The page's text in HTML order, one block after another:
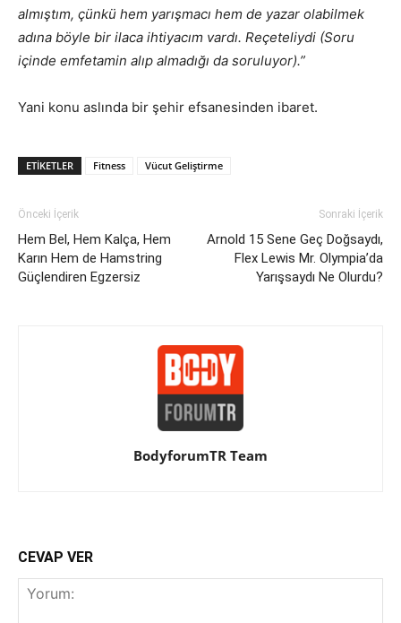
almıştım, çünkü hem yarışmacı hem de yazar olabilmek
adına böyle bir ilaca ihtiyacım vardı. Reçeteliydi (Soru
içinde emfetamin alıp almadığı da soruluyor).”
Yani konu aslında bir şehir efsanesinden ibaret.
ETIKETLER Fitness Vücut Geliştirme
Önceki İçerik
Hem Bel, Hem Kalça, Hem
Karın Hem de Hamstring
Güçlendiren Egzersiz
Sonraki İçerik
Arnold 15 Sene Geç Doğsaydı,
Flex Lewis Mr. Olympia’da
Yarışsaydı Ne Olurdu?
BodyforumTR Team
CEVAP VER